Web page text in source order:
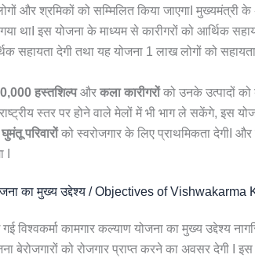
और श्रमिकों को सम्मिलित किया जाएगाI मुख्यमंत्री
थाI इस योजना के माध्यम से कारीगरों को आर्थिक
सहायता देगी तथा यह योजना 1 लाख लोगों को सहायता
हस्तशिल्पऔर कला कारीगरोंको उनके उत्पादों को
स्तर पर होने वाले मेलों में भी भाग ले सकेंगे, इस
घुमंतू परिवारोंको स्वरोजगार के लिए प्राथमिकता देगीI
का मुख्य उद्देश्य / Objectives of
गई विश्वकर्मा कामगार कल्याण योजना का मुख्य उद्देश्य
को रोजगार प्राप्त करने का अवसर देगी I इस